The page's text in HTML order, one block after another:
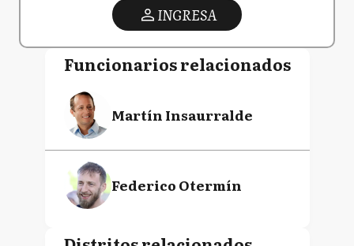
INGRESA
Funcionarios relacionados
Martín Insaurralde
Federico Otermín